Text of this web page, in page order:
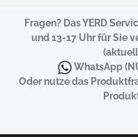
Fragen? Das YERD
und 13-17 Uhr für Sie
WhatsApp
Oder nutze das